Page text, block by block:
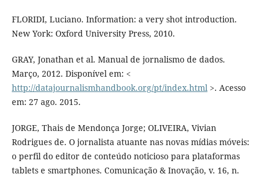
FLORIDI, Luciano. Information: a very shot introduction.
New York: Oxford University Press, 2010.
GRAY, Jonathan et al. Manual de jornalismo de dados.
Março, 2012. Disponível em: <
http://datajournalismhandbook.org/pt/index.html>. Acesso
em: 27 ago. 2015.
JORGE, Thais de Mendonça Jorge; OLIVEIRA, Vivian
Rodrigues de. O jornalista atuante nas novas mídias móveis:
o perfil do editor de conteúdo noticioso para plataformas
tablets e smartphones. Comunicação & Inovação, v. 16, n.